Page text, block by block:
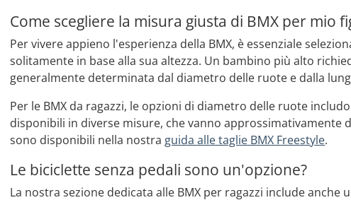
Come scegliere la misura giusta di BMX per mio
Per vivere appieno l'esperienza della BMX, è essenziale
solitamente in base alla sua altezza. Un bambino più alto
generalmente determinata dal diametro delle ruote e dalla
Per le BMX da ragazzi, le opzioni di diametro delle ruote
disponibili in diverse misure, che vanno approssimativamente
sono disponibili nella nostra guida alle taglie BMX Freestyle.
Le biciclette senza pedali sono un'opzione?
La nostra sezione dedicata alle BMX per ragazzi include